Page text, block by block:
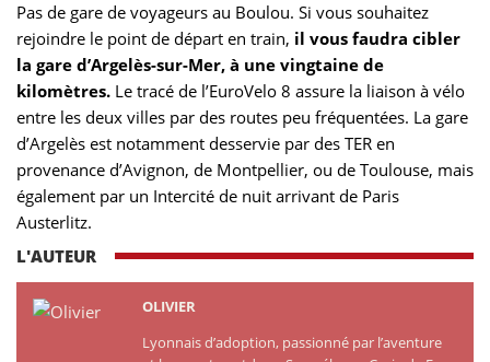
Pas de gare de voyageurs au Boulou. Si vous souhaitez
rejoindre le point de départ en train, il vous faudra cibler
la gare d’Argelès-sur-Mer, à une vingtaine de
kilomètres. Le tracé de l’EuroVelo 8 assure la liaison à vélo
entre les deux villes par des routes peu fréquentées. La gare
d’Argelès est notamment desservie par des TER en
provenance d’Avignon, de Montpellier, ou de Toulouse, mais
également par un Intercité de nuit arrivant de Paris
Austerlitz.
L'AUTEUR
OLIVIER
Lyonnais d’adoption, passionné par l’aventure